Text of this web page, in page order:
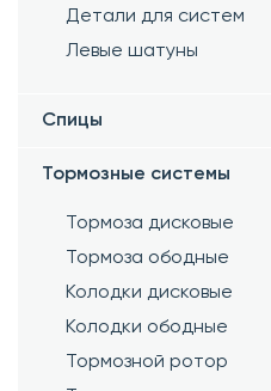
Детали для систем
Левые шатуны
Спицы
Тормозные системы
Тормоза дисковые
Тормоза ободные
Колодки дисковые
Колодки ободные
Тормозной ротор